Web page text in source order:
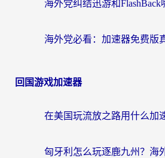
回国游戏加速器